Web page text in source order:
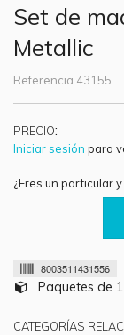
Set de
Metallic
Referencia 43155
PRECIO:
Iniciar sesión para
¿Eres un particular
8003511431556
Paquetes de 1
CATEGORÍAS